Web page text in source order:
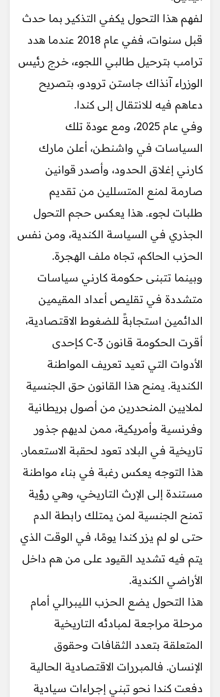
لفهم هذا التحول يكفي التذكير بما حدث
قبل سنوات، ففي عام 2018 عندما هدد
ترامب بترحيل طالبي اللجوء، خرج رئيس
الوزراء آنذاك جاستن ترودو، بتصريح
دعاهم فيه للانتقال إلى كندا.
وفي عام 2025، ومع عودة تلك
السياسات في واشنطن، أعلن مارك
كارني إغلاق الحدود، وأصدر قوانين
صارمة لمنع المتسللين من تقديم
طلبات لجوء. هذا يعكس حجم التحول
الجذري في السياسة الكندية، ومن نفس
الحزب الحاكم، تجاه ملف الهجرة.
وبينما تتبنى حكومة كارني سياسات
متشددة في تقليص أعداد المقيمين
الدائمين استجابةً للضغوط الاقتصادية،
أقرت الحكومة قانون C-3 كإحدى
الأدوات التي تعيد تعريف المواطنة
الكندية. يمنح هذا القانون حق الجنسية
لملايين المنحدرين من أصول بريطانية
وفرنسية وأمريكية، ممن لديهم جذور
تاريخية في البلاد تعود لحقبة الاستعمار.
هذا التوجه يعكس رغبة في بناء مواطنة
مستندة إلى الإرث التاريخي، وهي رؤية
تمنح الجنسية لمن يمتلك رابطة الدم
حتى لو لم يزر كندا يومًا، في الوقت الذي
يتم فيه تشديد القيود على من هم داخل
الأراضي الكندية.
هذا التحول يضع الحزب الليبرالي أمام
مرحلة مراجعة لمبادئه التاريخية
المتعلقة بتعدد الثقافات وحقوق
الإنسان. فالمبررات الاقتصادية الحالية
دفعت كندا نحو تبني إجراءات سيادية